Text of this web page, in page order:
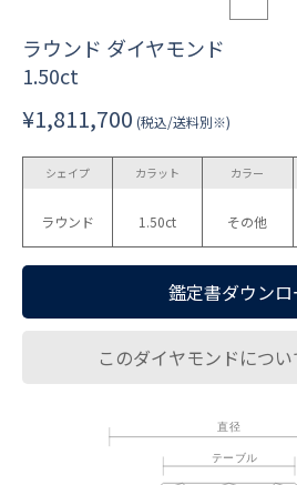
ラウンド ダイヤモンド
1.50ct
¥1,811,700 (税込/送料別※)
シェイプ
ラウンド
カラット
1.50ct
カラー
その他
鑑定書ダウンロ
このダイヤモンドにつ